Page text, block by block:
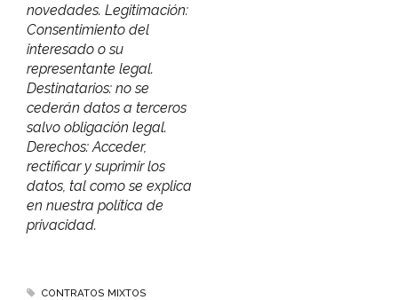
novedades. Legitimación:
Consentimiento del
interesado o su
representante legal.
Destinatarios: no se
cederán datos a terceros
salvo obligación legal.
Derechos: Acceder,
rectificar y suprimir los
datos, tal como se explica
en nuestra política de
privacidad.
CONTRATOS MIXTOS